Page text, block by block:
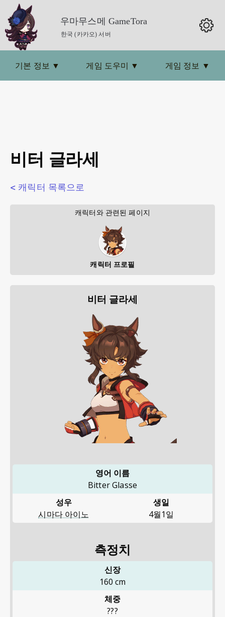
우마무스메 GameTora
한국 (카카오) 서버
기본 정보 ▼ 게임 도우미 ▼ 게임 정보 ▼
비터 글라세
< 캐릭터 목록으로
        캐릭터와 관련된 페이지
캐릭터 프로필
비터 글라세
영어 이름
Bitter Glasse
성우
시마다 아이노
생일
4월1일
측정치
신장
160 cm
체중
???